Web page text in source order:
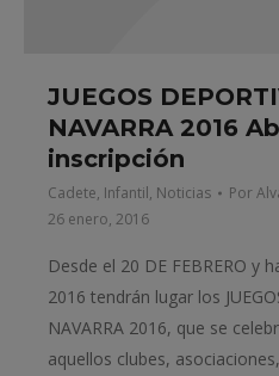
JUEGOS
NAVARRA 2016
inscripción
Cadete, Infantil, Noticias Por
26 enero, 2016
Desde el 20 DE FEBRERO y
2016 tendrán lugar los
NAVARRA 2016, que se
aquellos clubes,